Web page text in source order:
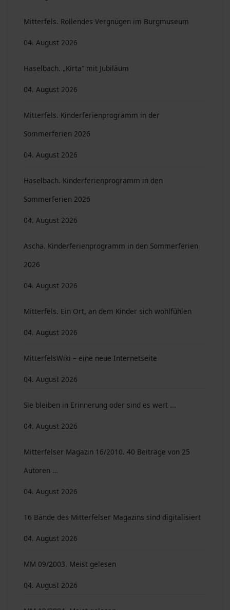
Mitterfels. Rollendes Vergnügen im Burgmuseum
04. August 2026
Haselbach. „Kirta“ mit Jubiläum
04. August 2026
Mitterfels. Kinderferienprogramm in der
Sommerferien 2026
04. August 2026
Haselbach. Kinderferienprogramm in den
Sommerferien 2026
04. August 2026
Ascha. Kinderferienprogramm in den Sommerferien
2026
04. August 2026
Mitterfels. Ein Ort, an dem Kinder sich wohlfühlen
04. August 2026
MitterfelsWiki – eine neue Internetseite
04. August 2026
Sie bleiben in Erinnerung oder sind es wert ...
04. August 2026
Mitterfelser Magazin 16/2010. 40 Beiträge von 25
Autoren …
04. August 2026
16 Bände des Mitterfelser Magazins sind digitalisiert
04. August 2026
MM 09/2003. Meist gelesen
04. August 2026